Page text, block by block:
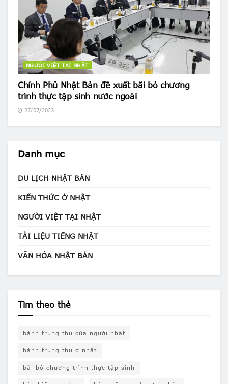
NGƯỜI VIỆT TẠI NHẬT
Chính Phủ Nhật Bản đề xuất bãi bỏ chương
trình thực tập sinh nước ngoài
27/07/2023
Danh mục
DU LỊCH NHẬT BẢN
KIẾN THỨC Ở NHẬT
NGƯỜI VIỆT TẠI NHẬT
TÀI LIỆU TIẾNG NHẬT
VĂN HÓA NHẬT BẢN
Tìm theo thẻ
bánh trung thu của người nhật
bánh trung thu ở nhật
bãi bỏ chương trình thực tập sinh